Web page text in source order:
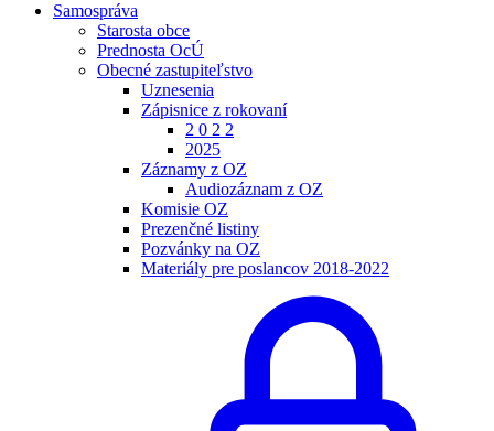
Samospráva
Starosta obce
Prednosta OcÚ
Obecné zastupiteľstvo
Uznesenia
Zápisnice z rokovaní
2 0 2 2
2025
Záznamy z OZ
Audiozáznam z OZ
Komisie OZ
Prezenčné listiny
Pozvánky na OZ
Materiály pre poslancov 2018-2022